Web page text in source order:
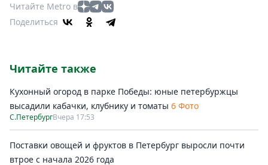
Читайте Metro в
Поделиться
Читайте также
Кухонный огород в парке Победы: юные петербуржцы
высадили кабачки, клубнику и томаты 6 Фото
С.ПетербургВчера 17:53
Поставки овощей и фруктов в Петербург выросли почти
втрое с начала 2026 года